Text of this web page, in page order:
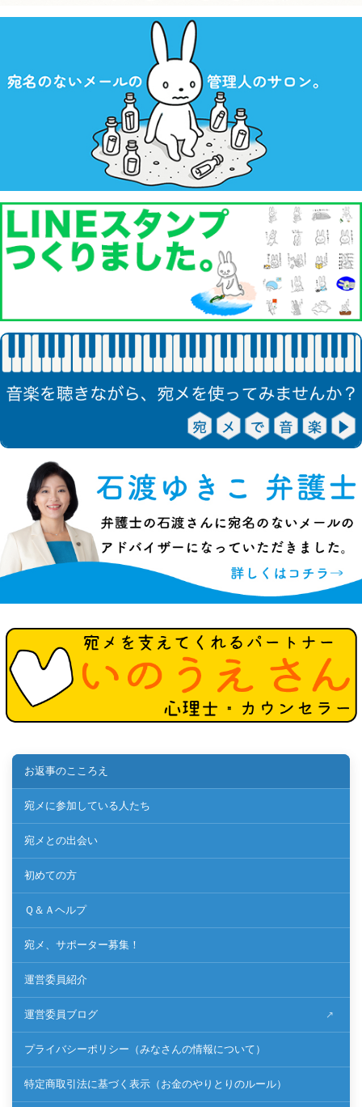
お返事のこころえ
宛メに参加している人たち
宛メとの出会い
初めての方
Ｑ＆Ａヘルプ
宛メ、サポーター募集！
運営委員紹介
運営委員ブログ
プライバシーポリシー（みなさんの情報について）
特定商取引法に基づく表示（お金のやりとりのルール）